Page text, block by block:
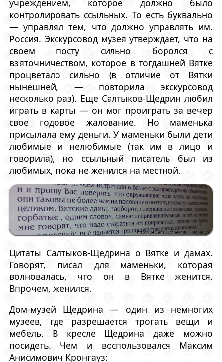
учреждением, которое должно было
контролировать ссыльных. То есть буквально
— управлял тем, что должно управлять им.
Россия. Экскурсовод музея утверждает, что на
своем посту сильно боролся с
взяточничеством, которое в тогдашней Вятке
процветало сильно (в отличие от Вятки
нынешней, — повторила экскурсовод
несколько раз). Еще Салтыков-Щедрин любил
играть в карты — он мог проиграть за вечер
свое годовое жалование. Но маменька
присылала ему деньги. У маменьки были дети
любимые и нелюбимые (так им в лицо и
говорила), но ссыльный писатель был из
любимых, пока не женился на местной.
Цитаты Салтыков-Щедрина о Вятке и дамах.
Говорят, писал для маменьки, которая
волновалась, что он в Вятке женится.
Впрочем, женился.
Дом-музей Щедрина — один из немногих
музеев, где разрешается трогать вещи и
мебель. В кресле Щедрина даже можно
посидеть. Чем и воспользовался Максим
Анисимович Кронгауз: